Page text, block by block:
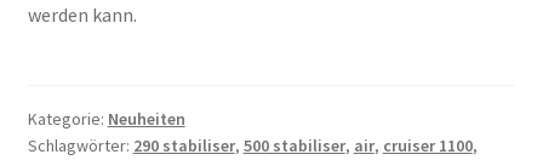
werden kann.
Kategorie: Neuheiten
Schlagwörter: 290 stabiliser, 500 stabiliser, air, cruiser 1100,